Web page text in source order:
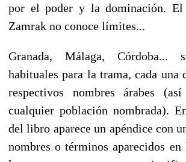
por el poder y la dominación. El
Zamrak no conoce límites...
Granada, Málaga, Córdoba...
habituales para la trama, cada una
respectivos nombres árabes
cualquier población nombrada).
del libro aparece un apéndice con
nombres o términos aparecidos